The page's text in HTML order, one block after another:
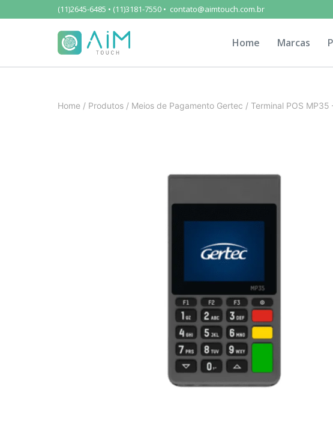
(11)2645-6485 • (11)3181-7550 • contato@aimtouch.com.br
Home Marcas
Home / Produtos / Meios de Pagamento Gertec / Terminal POS MP35